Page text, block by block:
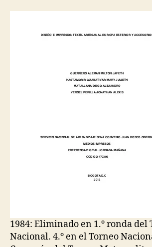
1984: Eliminado en 1.º ronda del
Nacional. 4.º en el Torneo